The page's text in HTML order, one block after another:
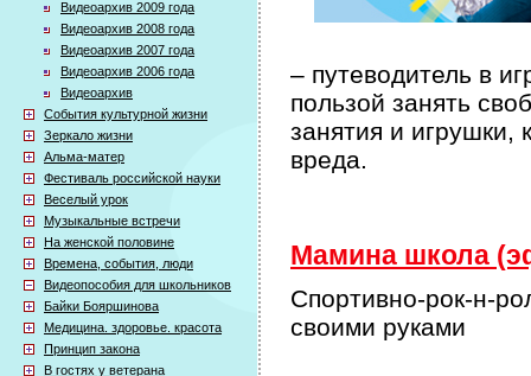
Видеоархив 2009 года
Видеоархив 2008 года
Видеоархив 2007 года
Видеоархив 2006 года
Видеоархив
События культурной жизни
Зеркало жизни
Альма-матер
Фестиваль российской науки
Веселый урок
Музыкальные встречи
На женской половине
Времена, события, люди
Видеопособия для школьников
Байки Бояршинова
Медицина. здоровье. красота
Принцип закона
В гостях у ветерана
– путеводитель в
пользой занять
занятия и игрушки,
вреда.
Мамина школа
Спортивно-рок-н-
своими руками